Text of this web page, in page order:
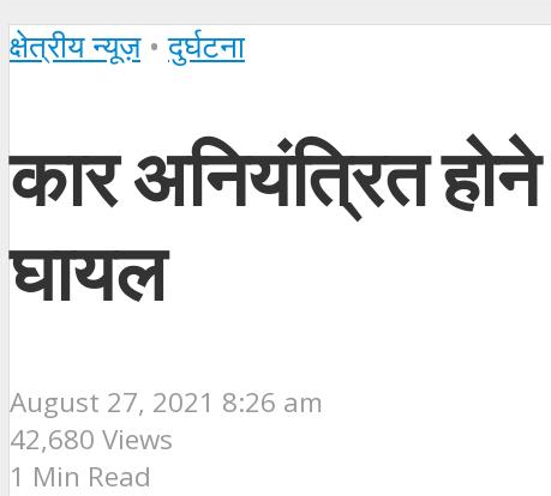
क्षेत्रीय न्यूज़ • दुर्घटना
कार अनियंत्रित
घायल
August 27, 2021 8:26 am
42,680 Views
1 Min Read